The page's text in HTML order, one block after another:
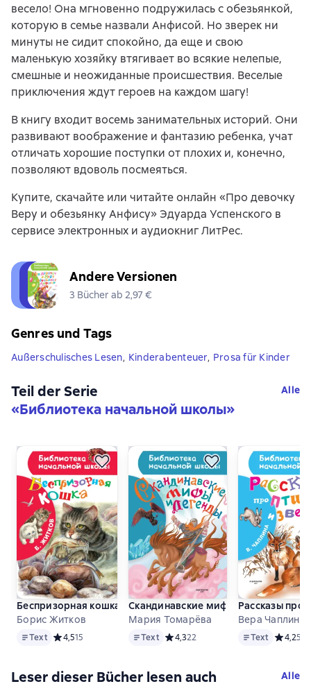
весело! Она мгновенно подружилась с обезьянкой,
которую в семье назвали Анфисой. Но зверек ни
минуты не сидит спокойно, да еще и свою
маленькую хозяйку втягивает во всякие нелепые,
смешные и неожиданные происшествия. Веселые
приключения ждут героев на каждом шагу!
В книгу входит восемь занимательных историй. Они
развивают воображение и фантазию ребенка, учат
отличать хорошие поступки от плохих и, конечно,
позволяют вдоволь посмеяться.
Купите, скачайте или читайте онлайн «Про девочку
Веру и обезьянку Анфису» Эдуарда Успенского в
сервисе электронных и аудиокниг ЛитРес.
Andere Versionen
3 Bücher ab 2,97 €
Genres und Tags
Außerschulisches Lesen, Kinderabenteuer, Prosa für Kinder
Teil der Serie
«Библиотека начальной школы»
Alle
Беспризорная кошка
Борис Житков
TextText Средний рейтинг 4,5 на основе 15 оценок
4,515
Скандинавские мифы и легенды
Мария Томарёва
TextText Средний рейтинг 4,3 на основе 22
4,322
Рассказы про
Вера Чаплина
TextText Средний
4,25
Leser dieser Bücher lesen auch Alle